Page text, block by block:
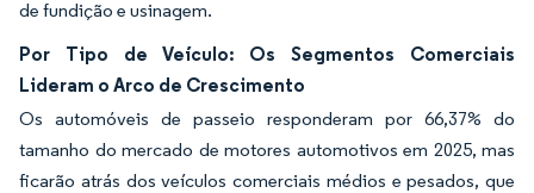
de fundição e usinagem.
Por Tipo de Veículo: Os Segmentos Comerciais
Lideram o Arco de Crescimento
Os automóveis de passeio responderam por 66,37% do
tamanho do mercado de motores automotivos em 2025, mas
ficarão atrás dos veículos comerciais médios e pesados, que